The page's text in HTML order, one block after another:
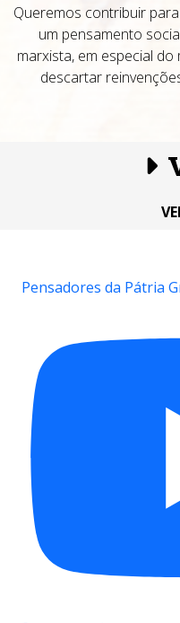
Queremos contribuir
um pensamento
marxista, em especial
descartar
Pensadores da Pátria